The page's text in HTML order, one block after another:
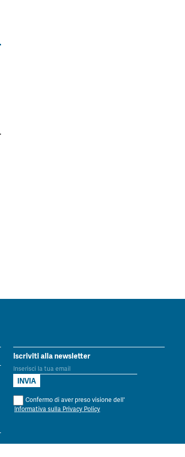
Iscriviti alla newsletter
Confermo di aver preso visione dell'
Informativa sulla Privacy Policy